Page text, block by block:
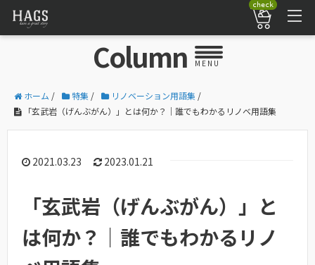
check
Column MENU
ホーム / 特集 / リノベーション用語集 /
「玄武岩（げんぶがん）」とは何か？｜誰でもわかるリノベ用語集
2021.03.23 2023.01.21
「玄武岩（げんぶがん）」と
は何か？｜誰でもわかるリノ